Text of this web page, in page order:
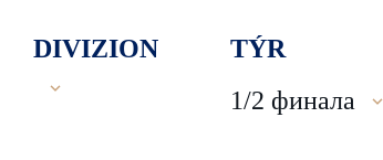
DIVIZION
TÝR
1/2 финала